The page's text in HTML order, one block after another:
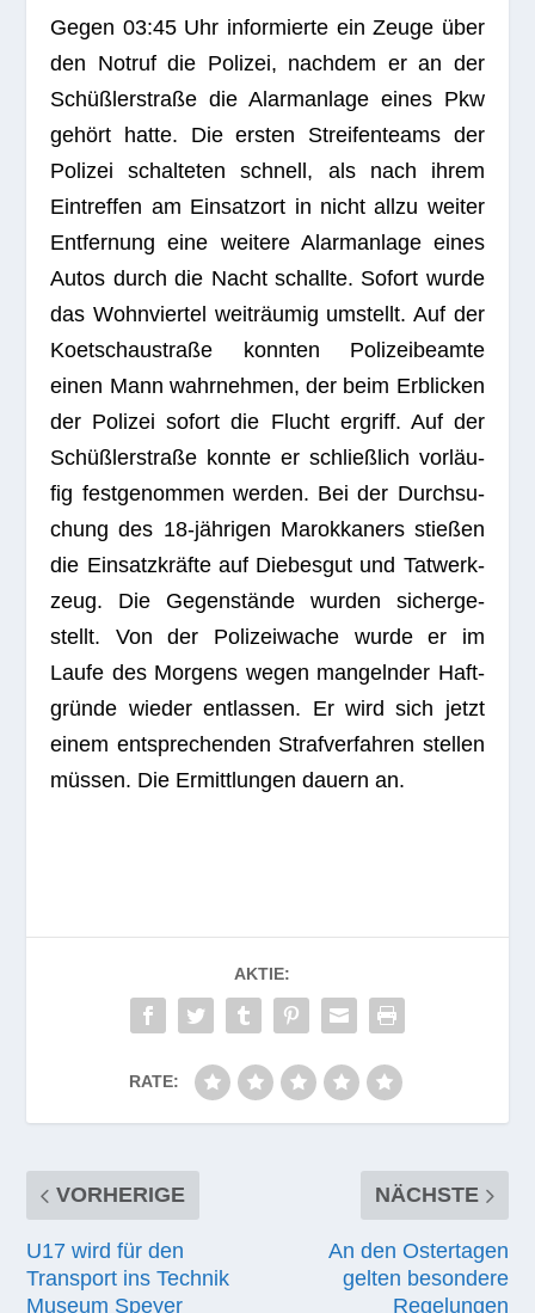
Gegen 03:45 Uhr infor­mierte ein Zeuge über
den Not­ruf die Poli­zei, nach­dem er an der
Schüß­ler­straße die Alarm­an­lage eines Pkw
gehört hatte. Die ers­ten Strei­fen­teams der
Poli­zei schal­te­ten schnell, als nach ihrem
Ein­tref­fen am Ein­satz­ort in nicht allzu wei­ter
Ent­fer­nung eine wei­tere Alarm­an­lage eines
Autos durch die Nacht schallte. Sofort wurde
das Wohn­vier­tel weit­räu­mig umstellt. Auf der
Koet­sch­au­straße konn­ten Poli­zei­be­amte
einen Mann wahr­neh­men, der beim Erbli­cken
der Poli­zei sofort die Flucht ergriff. Auf der
Schüß­ler­straße konnte er schließ­lich vor­läu­
fig fest­ge­nom­men wer­den. Bei der Durch­su­
chung des 18-jäh­ri­gen Marok­ka­ners stie­ßen
die Ein­satz­kräfte auf Die­bes­gut und Tat­werk­
zeug. Die Gegen­stände wur­den sicher­ge­
stellt. Von der Poli­zei­wa­che wurde er im
Laufe des Mor­gens wegen man­geln­der Haft­
gründe wie­der ent­las­sen. Er wird sich jetzt
einem ent­spre­chen­den Straf­ver­fah­ren stel­len
müs­sen. Die Ermitt­lun­gen dau­ern an.
AKTIE:
RATE:
VORHERIGE
U17 wird für den
Transport ins Technik
Museum Speyer
NÄCHSTE
An den Ostertagen
gelten besondere
Regelungen